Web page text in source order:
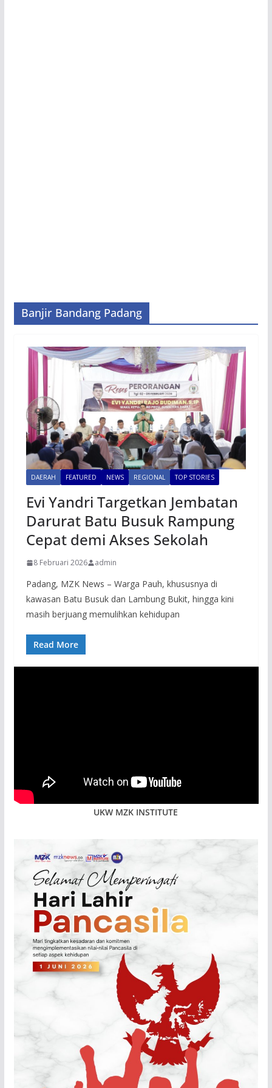
Banjir Bandang Padang
DAERAH FEATURED NEWS REGIONAL TOP STORIES
Evi Yandri Targetkan Jembatan
Darurat Batu Busuk Rampung
Cepat demi Akses Sekolah
8 Februari 2026 admin
Padang, MZK News – Warga Pauh, khususnya di
kawasan Batu Busuk dan Lambung Bukit, hingga kini
masih berjuang memulihkan kehidupan
Read More
UKW MZK INSTITUTE